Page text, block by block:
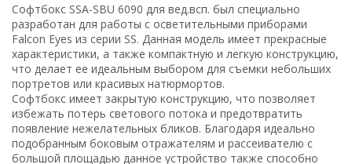
Софтбокс SSA-SBU 6090 для вед.всп. был специально
разработан для работы с осветительными приборами
Falcon Eyes из серии SS. Данная модель имеет прекрасные
характеристики, а также компактную и легкую конструкцию,
что делает ее идеальным выбором для съемки небольших
портретов или красивых натюрмортов.
Софтбокс имеет закрытую конструкцию, что позволяет
избежать потерь светового потока и предотвратить
появление нежелательных бликов. Благодаря идеально
подобранным боковым отражателям и рассеивателю с
большой площадью данное устройство также способно